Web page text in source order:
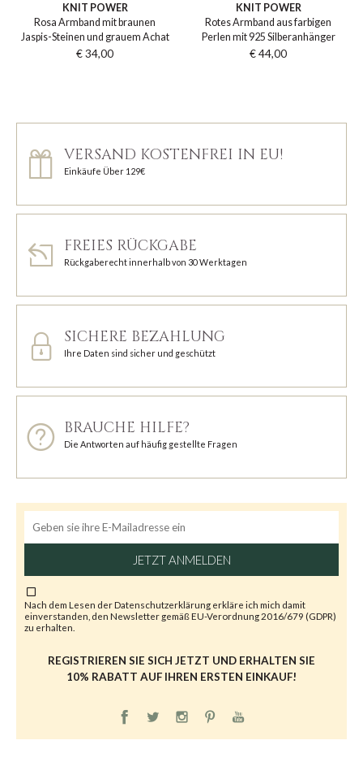
KNIT POWER
Rosa Armband mit braunen
Jaspis-Steinen und grauem Achat
€ 34,00
KNIT POWER
Rotes Armband aus farbigen
Perlen mit 925 Silberanhänger
€ 44,00
VERSAND KOSTENFREI IN EU!
Einkäufe Über 129€
FREIES RÜCKGABE
Rückgaberecht innerhalb von 30 Werktagen
SICHERE BEZAHLUNG
Ihre Daten sind sicher und geschützt
BRAUCHE HILFE?
Die Antworten auf häufig gestellte Fragen
JETZT ANMELDEN
Nach dem Lesen derDatenschutzerklärung erkläre ich mich damit
einverstanden, den Newsletter gemäß EU-Verordnung 2016/679 (GDPR)
zu erhalten.
REGISTRIEREN SIE SICH JETZT UND ERHALTEN SIE
10% RABATT AUF IHREN ERSTEN EINKAUF!